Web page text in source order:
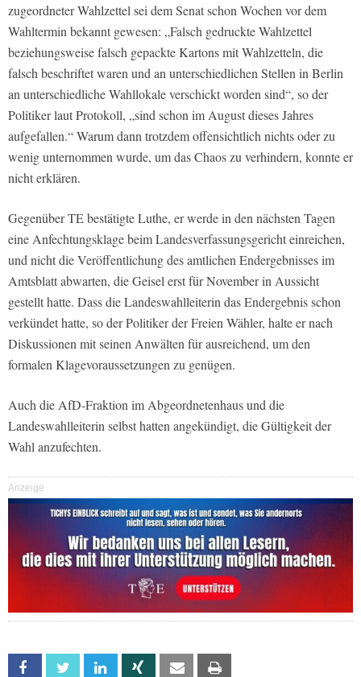
zugeordneter Wahlzettel sei dem Senat schon Wochen vor dem
Wahltermin bekannt gewesen: „Falsch gedruckte Wahlzettel
beziehungsweise falsch gepackte Kartons mit Wahlzetteln, die
falsch beschriftet waren und an unterschiedlichen Stellen in Berlin
an unterschiedliche Wahllokale verschickt worden sind“, so der
Politiker laut Protokoll, „sind schon im August dieses Jahres
aufgefallen.“ Warum dann trotzdem offensichtlich nichts oder zu
wenig unternommen wurde, um das Chaos zu verhindern, konnte er
nicht erklären.
Gegenüber TE bestätigte Luthe, er werde in den nächsten Tagen
eine Anfechtungsklage beim Landesverfassungsgericht einreichen,
und nicht die Veröffentlichung des amtlichen Endergebnisses im
Amtsblatt abwarten, die Geisel erst für November in Aussicht
gestellt hatte. Dass die Landeswahlleiterin das Endergebnis schon
verkündet hatte, so der Politiker der Freien Wähler, halte er nach
Diskussionen mit seinen Anwälten für ausreichend, um den
formalen Klagevoraussetzungen zu genügen.
Auch die AfD-Fraktion im Abgeordnetenhaus und die
Landeswahlleiterin selbst hatten angekündigt, die Gültigkeit der
Wahl anzufechten.
Anzeige
Facebook Twitter Linkedin Xing Email